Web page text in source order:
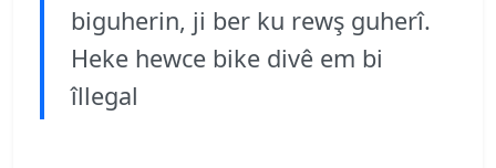
biguherin, ji ber ku rewş guherî.
Heke hewce bike divê em bi
îllegal